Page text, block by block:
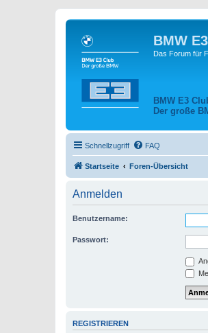
BMW
Das Forum für
BMW E3
Der große
Schnellzugriff FAQ
Startseite Foren-Übersicht
Anmelden
Benutzername:
Passwort:
REGISTRIEREN